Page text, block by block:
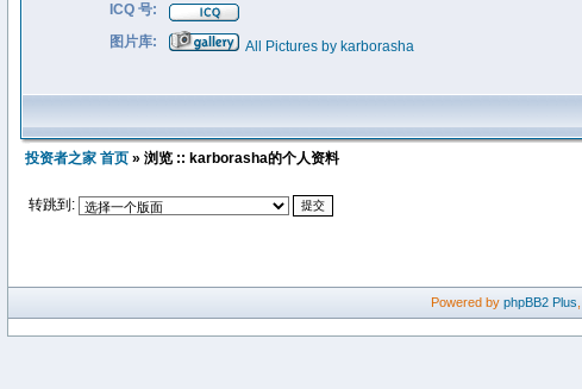
ICQ 号:
图片库:
All Pictures by karborasha
投资者之家 首页 » 浏览 :: karborasha的个人资料
转跳到:
Powered by phpBB2 Plus